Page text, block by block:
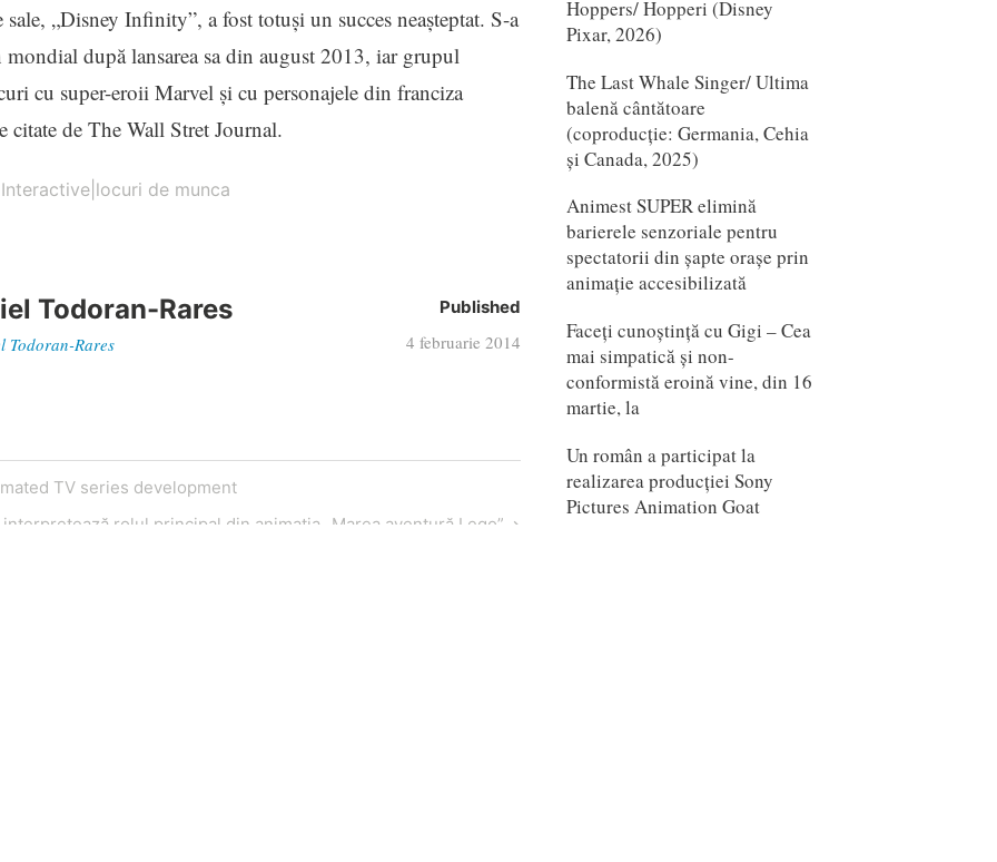
„Disney Infinity”, a fost totuşi un succes neaşteptat. S-a
după lansarea sa din august 2013, iar grupul
cu super-eroii Marvel şi cu personajele din franciza
citate de The Wall Stret Journal.
de munca
Todoran-Rares
Todoran-Rares
Published
4 februarie 2014
TV series development
rolul principal din animaţia „Marea aventură Lego”
Hoppers/ Hopperi (Disney
Pixar, 2026)
The Last Whale Singer/ Ultima
balenă cântătoare
(coproducție: Germania, Cehia
și Canada, 2025)
Animest SUPER elimină
barierele senzoriale pentru
spectatorii din șapte orașe prin
animație accesibilizată
Faceți cunoștință cu Gigi – Cea
mai simpatică și non-
conformistă eroină vine, din 16
martie, la
Un român a participat la
realizarea producției Sony
Pictures Animation Goat